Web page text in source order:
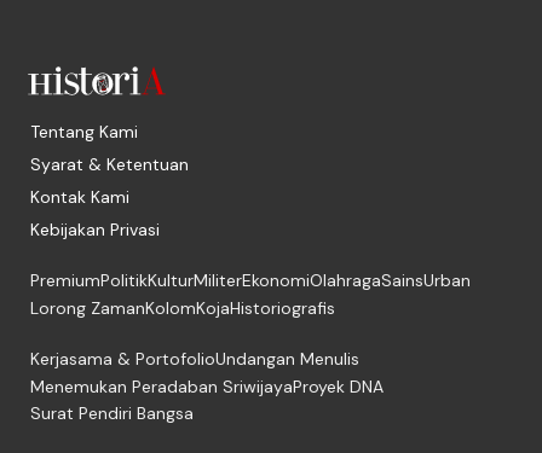
Tentang Kami
Syarat & Ketentuan
Kontak Kami
Kebijakan Privasi
PremiumPolitikKulturMiliterEkonomiOlahragaSainsUrban
Lorong ZamanKolomKojaHistoriografis
Kerjasama & PortofolioUndangan Menulis
Menemukan Peradaban SriwijayaProyek DNA
Surat Pendiri Bangsa